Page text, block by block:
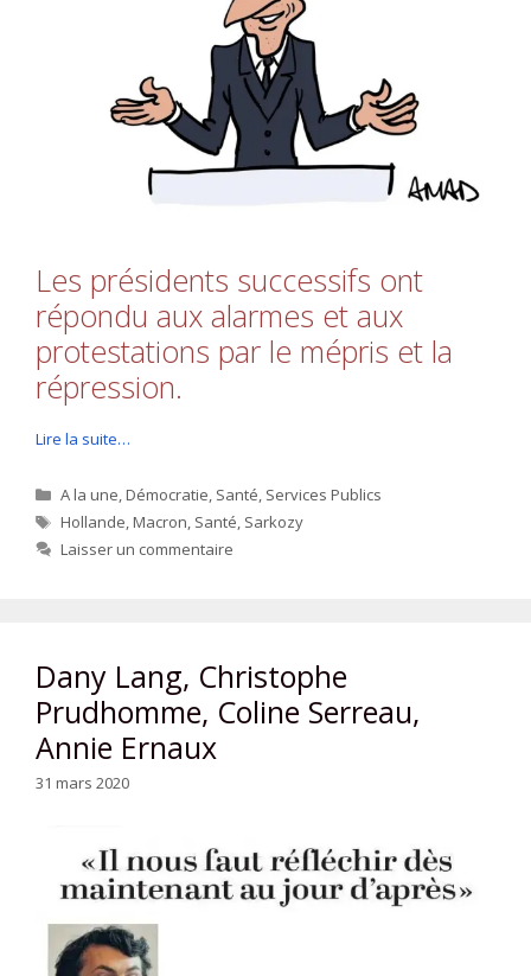
Les présidents successifs ont
répondu aux alarmes et aux
protestations par le mépris et la
répression.
Lire la suite…
Catégories
A la une,Démocratie, Santé, Services Publics
Étiquettes
Hollande,Macron, Santé, Sarkozy
Laisser un commentaire
Dany Lang, Christophe
Prudhomme, Coline Serreau,
Annie Ernaux
31 mars 2020